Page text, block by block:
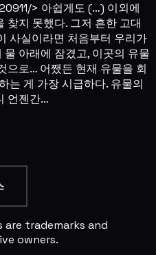
> 아쉽게도 (…) 이외에
찾지 못했다. 그저 흔한 고대
사실이라면 처음부터 우리가
아래에 잠겼고, 이곳의 유물
으로… 어쨌든 현재 유물을 회
는 게 가장 시급하다. 유물의
언젠간…
are trademarks and
owners.